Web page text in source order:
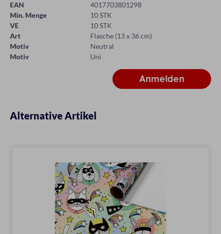
EAN
4017703801298
Min. Menge
10 STK
VE
10 STK
Art
Flasche (13 x 36 cm)
Motiv
Neutral
Motiv
Uni
Alternative Artikel